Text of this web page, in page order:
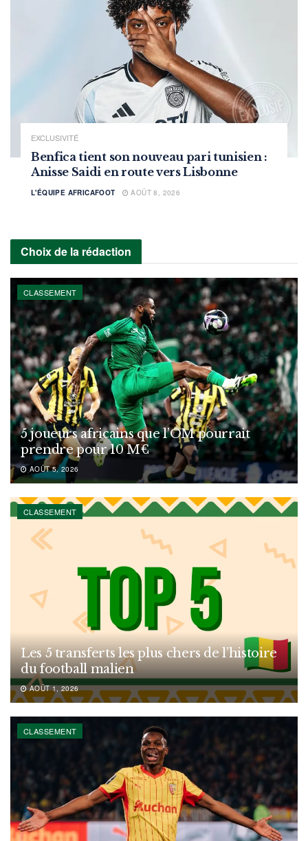
EXCLUSIVITÉ
Benfica tient son nouveau pari tunisien :
Anisse Saidi en route vers Lisbonne
L'ÉQUIPE AFRICAFOOT AOÛT 8, 2026
Choix de la rédaction
CLASSEMENT
5 joueurs africains que l’OM pourrait
prendre pour 10 M€
AOÛT 5, 2026
CLASSEMENT
Les 5 transferts les plus chers de l’histoire
du football malien
AOÛT 1, 2026
CLASSEMENT